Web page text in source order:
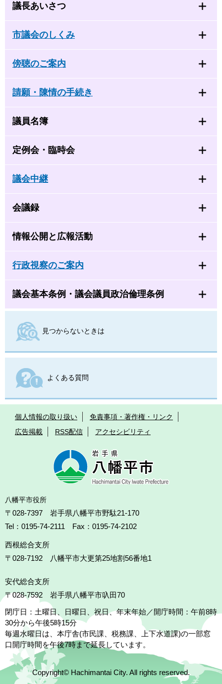
議長あいさつ
市議会のしくみ
傍聴のご案内
請願・陳情の手続き
議員名簿
定例会・臨時会
議会中継
会議録
情報公開と広報活動
行政視察のご案内
議会基本条例・議会議員政治倫理条例
見つからないときは
よくある質問
個人情報の取り扱い
免責事項・著作権・リンク
広告掲載
RSS配信 アクセシビリティ
八幡平市役所
〒028-7397 岩手県八幡平市野駄21-170
Tel：0195-74-2111 Fax：0195-74-2102
西根総合支所
〒028-7192
八幡平市大更第25地割56番地1
安代総合支所
〒028-7592
岩手県八幡平市叺田70
閉庁日：土曜日、日曜日、祝日、年末年始／開庁時間：午前8時
30分から午後5時15分
毎週水曜日は、本庁舎(市民課、税務課、上下水道課)の一部窓
口開庁時間を午後7時まで延長しています。
Copyright© Hachimantai City. All rights reserved.